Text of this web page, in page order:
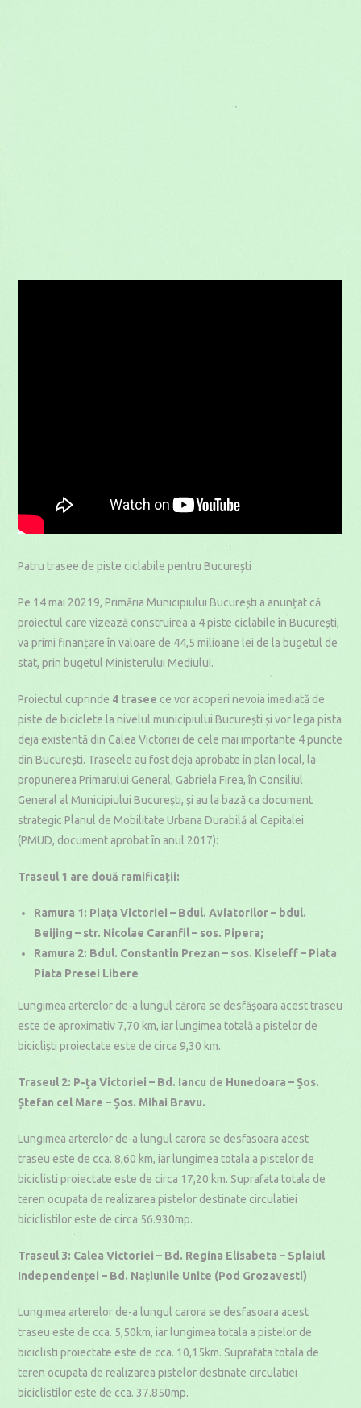
Patru trasee de piste ciclabile pentru București
Pe 14 mai 20219, Primăria Municipiului București a anunțat că
proiectul care vizează construirea a 4 piste ciclabile în București,
va primi finanțare în valoare de 44,5 milioane lei de la bugetul de
stat, prin bugetul Ministerului Mediului.
Proiectul cuprinde 4 trasee ce vor acoperi nevoia imediată de
piste de biciclete la nivelul municipiului București și vor lega pista
deja existentă din Calea Victoriei de cele mai importante 4 puncte
din București. Traseele au fost deja aprobate în plan local, la
propunerea Primarului General, Gabriela Firea, în Consiliul
General al Municipiului București, și au la bază ca document
strategic Planul de Mobilitate Urbana Durabilă al Capitalei
(PMUD, document aprobat în anul 2017):
Traseul 1 are două ramificații:
Ramura 1: Piaţa Victoriei – Bdul. Aviatorilor – bdul.
Beijing – str. Nicolae Caranfil – sos. Pipera;
Ramura 2: Bdul. Constantin Prezan – sos. Kiseleff – Piata
Piata Presei Libere
Lungimea arterelor de-a lungul cărora se desfășoara acest traseu
este de aproximativ 7,70 km, iar lungimea totală a pistelor de
bicicliști proiectate este de circa 9,30 km.
Traseul 2: P-ța Victoriei – Bd. Iancu de Hunedoara – Șos.
Ștefan cel Mare – Șos. Mihai Bravu.
Lungimea arterelor de-a lungul carora se desfasoara acest
traseu este de cca. 8,60 km, iar lungimea totala a pistelor de
biciclisti proiectate este de circa 17,20 km. Suprafata totala de
teren ocupata de realizarea pistelor destinate circulatiei
biciclistilor este de circa 56.930mp.
Traseul 3: Calea Victoriei – Bd. Regina Elisabeta – Splaiul
Independenței – Bd. Națiunile Unite (Pod Grozavesti)
Lungimea arterelor de-a lungul carora se desfasoara acest
traseu este de cca. 5,50km, iar lungimea totala a pistelor de
biciclisti proiectate este de cca. 10,15km. Suprafata totala de
teren ocupata de realizarea pistelor destinate circulatiei
biciclistilor este de cca. 37.850mp.